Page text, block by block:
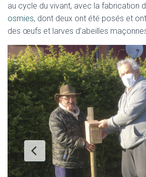
au cycle du vivant, avec la fabrication
osmies, dont deux ont été posés et
des œufs et larves d’abeilles